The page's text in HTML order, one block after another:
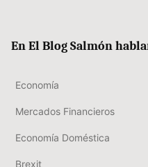
En El Blog Salmón
Economía
Mercados Financieros
Economía Doméstica
Brexit